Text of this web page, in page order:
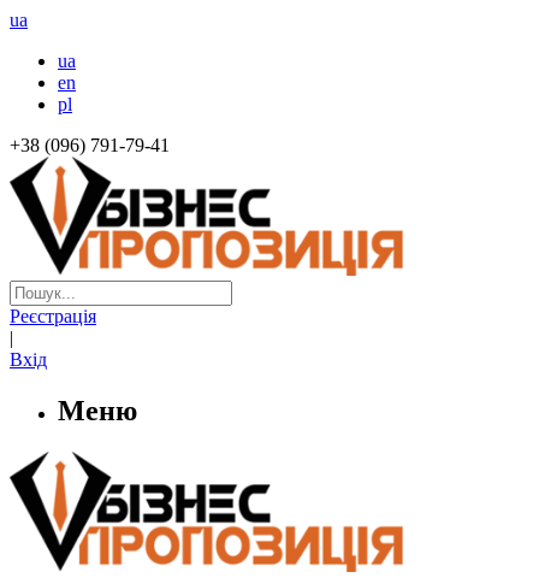
ua
ua
en
pl
+38 (096) 791-79-41
Реєстрація
|
Вхід
Меню